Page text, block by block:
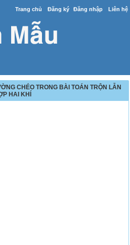
Trang chủ Đăng ký Đăng nhập Liên hệ
CHÉO TRONG BÀI TOÁN TRỘN LẪN
HAI KHÍ